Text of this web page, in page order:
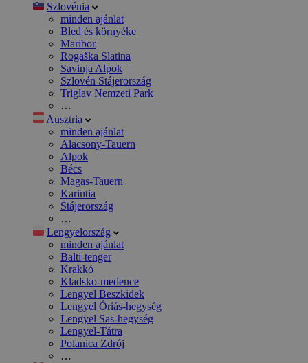
Szlovénia
minden ajánlat
Bled és környéke
Maribor
Rogaška Slatina
Savinja Alpok
Szlovén Stájerország
Triglav Nemzeti Park
…
Ausztria
minden ajánlat
Alacsony-Tauern
Alpok
Bécs
Magas-Tauern
Karintia
Stájerország
…
Lengyelország
minden ajánlat
Balti-tenger
Krakkó
Kladsko-medence
Lengyel Beszkidek
Lengyel Óriás-hegység
Lengyel Sas-hegység
Lengyel-Tátra
Polanica Zdrój
…